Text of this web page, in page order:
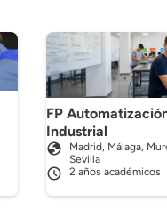
FP
Industrial
Madrid, Málaga,
Sevilla
2 años académicos